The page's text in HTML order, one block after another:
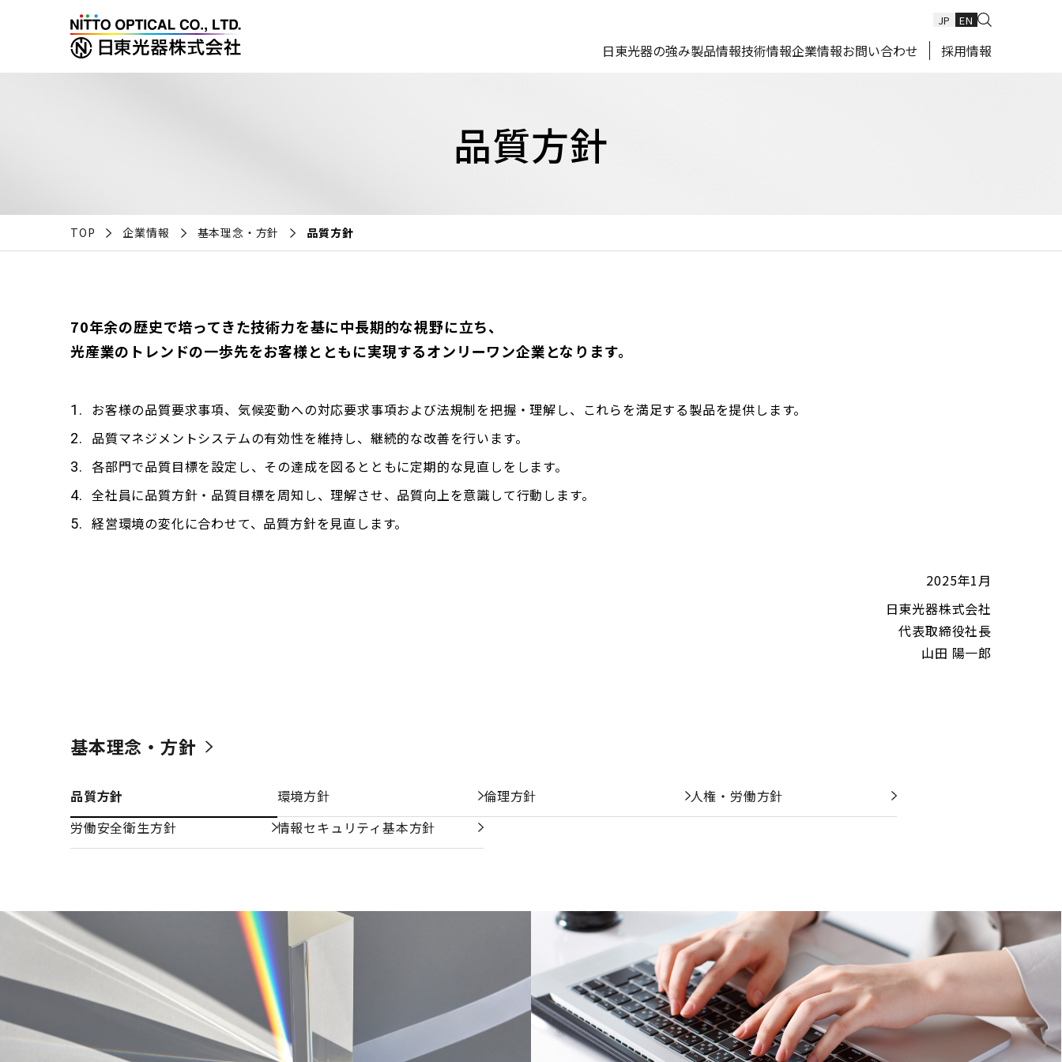
JP EN
日東光器の強み製品情報技術情報企業情報お問い合わせ 採用情報
品質方針
TOP 企業情報 基本理念・方針 品質方針
70年余の歴史で培ってきた技術力を基に中長期的な視野に立ち、
光産業のトレンドの一歩先をお客様とともに実現するオンリーワン企業となります。
1. お客様の品質要求事項、気候変動への対応要求事項および法規制を把握・理解し、これらを満足する製品を提供します。
2. 品質マネジメントシステムの有効性を維持し、継続的な改善を行います。
3. 各部門で品質目標を設定し、その達成を図るとともに定期的な見直しをします。
4. 全社員に品質方針・品質目標を周知し、理解させ、品質向上を意識して行動します。
5. 経営環境の変化に合わせて、品質方針を見直します。
2025年1月
日東光器株式会社
代表取締役社長
山田 陽一郎
基本理念・方針
品質方針 環境方針 倫理方針
人権・労働方針
労働安全衛生方針
情報セキュリティ基本方針